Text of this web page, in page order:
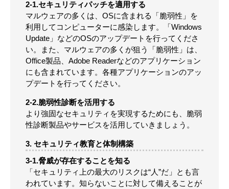
2-1.セキュリティパッチを適用する
マルウェアの多くは、OSに含まれる「脆弱性」を
利用してコンピューターに感染します。「Windows
Update」などのOSのアップデートを行ってくださ
い。また、マルウェアの多くが狙う「脆弱性」は、
Office製品、Adobe Readerなどのアプリケーション
にも含まれています。各種アプリケーションのアッ
プデートを行ってください。
2-2.脆弱性診断を活用する
より強固なセキュリティを実現するためにも、脆弱
性診断製品やサービスを活用していきましょう。
3. セキュリティ教育と体制構築
3-1.脅威が存在することを知る
「セキュリティ上の最大のリスクは“人”だ」とも言
われています。知らないことに対して備えることが